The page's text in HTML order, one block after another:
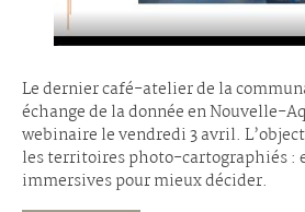
Le dernier café-atelier de la
échange de la donnée en Nouvelle-
webinaire le vendredi 3 avril.
les territoires photo-cartographiés :
immersives pour mieux décider.